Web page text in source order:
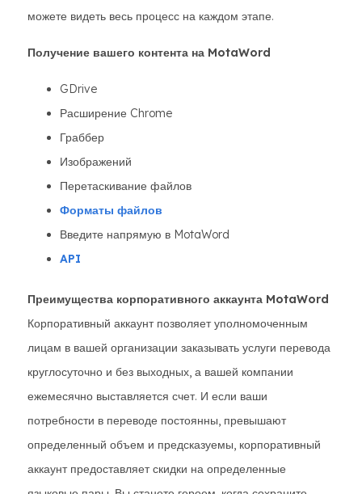
можете видеть весь процесс на каждом этапе.
Получение вашего контента на MotaWord
GDrive
Расширение Chrome
Граббер
Изображений
Перетаскивание файлов
Форматы файлов
Введите напрямую в MotaWord
API
Преимущества корпоративного аккаунта MotaWord
Корпоративный аккаунт позволяет уполномоченным
лицам в вашей организации заказывать услуги перевода
круглосуточно и без выходных, а вашей компании
ежемесячно выставляется счет. И если ваши
потребности в переводе постоянны, превышают
определенный объем и предсказуемы, корпоративный
аккаунт предоставляет скидки на определенные